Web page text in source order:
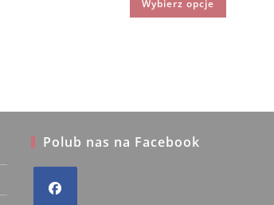
249.90 zł.
Wybierz opcje
ma
Polub nas na Facebook